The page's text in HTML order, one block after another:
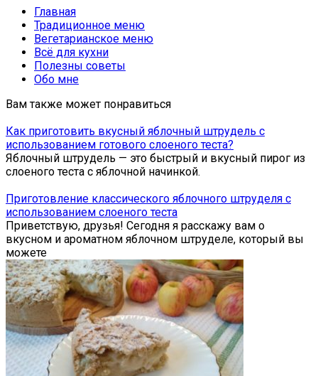
Главная
Традиционное меню
Вегетарианское меню
Всё для кухни
Полезны советы
Обо мне
Вам также может понравиться
Как приготовить вкусный яблочный штрудель с
использованием готового слоеного теста?
Яблочный штрудель — это быстрый и вкусный пирог из
слоеного теста с яблочной начинкой.
Приготовление классического яблочного штруделя с
использованием слоеного теста
Приветствую, друзья! Сегодня я расскажу вам о
вкусном и ароматном яблочном штруделе, который вы
можете